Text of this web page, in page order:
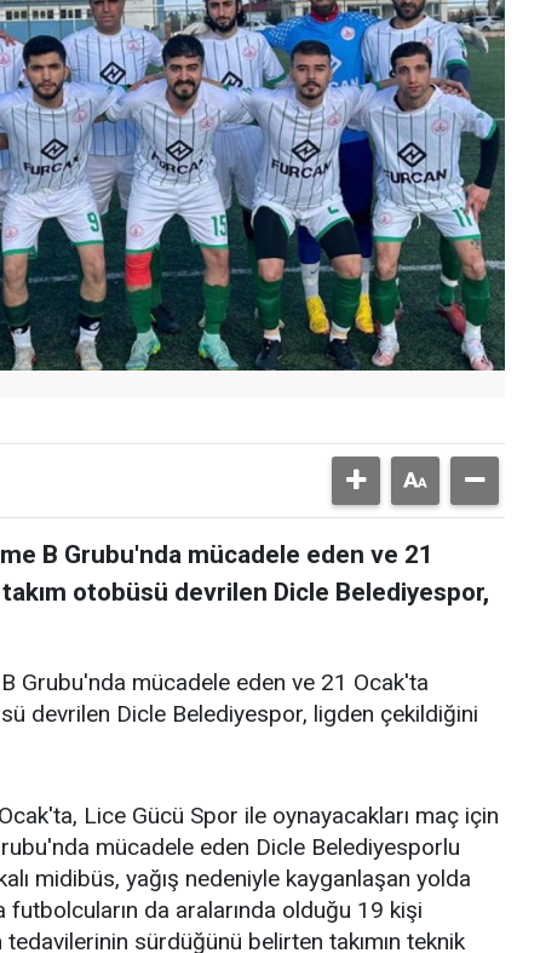
B Grubu'nda mücadele eden ve 21
otobüsü devrilen Dicle Belediyespor,
Grubu'nda mücadele eden ve 21 Ocak'ta
devrilen Dicle Belediyespor, ligden çekildiğini
Lice Gücü Spor ile oynayacakları maç için
mücadele eden Dicle Belediyesporlu
midibüs, yağış nedeniyle kayganlaşan yolda
da aralarında olduğu 19 kişi
sürdüğünü belirten takımın teknik